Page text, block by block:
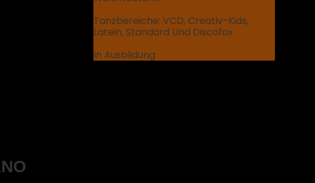
Tanzbereiche: VCD, Creativ-Kids,
Latein, Standard Und Discofox
In Ausbildung